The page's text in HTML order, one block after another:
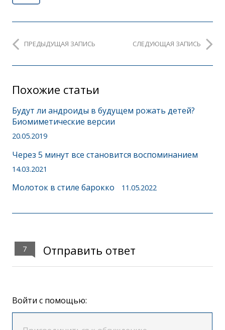
ПРЕДЫДУЩАЯ ЗАПИСЬ СЛЕДУЮЩАЯ ЗАПИСЬ
Похожие статьи
Будут ли андроиды в будущем рожать детей?
Биомиметические версии
20.05.2019
Через 5 минут все становится воспоминанием
14.03.2021
Молоток в стиле барокко 11.05.2022
7 Отправить ответ
Войти с помощью: